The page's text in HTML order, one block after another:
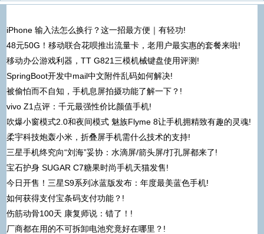
iPhone 输入法怎么换行？这一招最方便｜有轻功!
48元50G！移动联合花呗推出流量卡，老用户最实惠的套餐来啦!
移动办公游戏利器，TT G821三模机械键盘使用评测!
SpringBoot开发中mail中文附件乱码如何解决!
被偷怕而不自知，手机息屏拍摄功能了解一下？!
vivo Z1点评：千元最强性价比颜值手机!
吹爆小窗模式2.0和夜间模式 魅族Flyme 8让手机拥精致有趣的灵魂!
柔宇科技炮轰小米，折叠屏手机需什么技术的支持!
三星手机终究向“刘海”妥协：水滴屏/箭头屏/打孔屏都来了!
宝石护身 SUGAR C7糖果时尚手机天猫发售!
今日开售！三星S9系列冰蓝版发布：年度最美蓝色手机!
如何获得支付宝条码支付功能？!
伤筋动骨100天 康复师说：错了！!
厂商都在用的不可拆卸电池究竟好在哪里？!